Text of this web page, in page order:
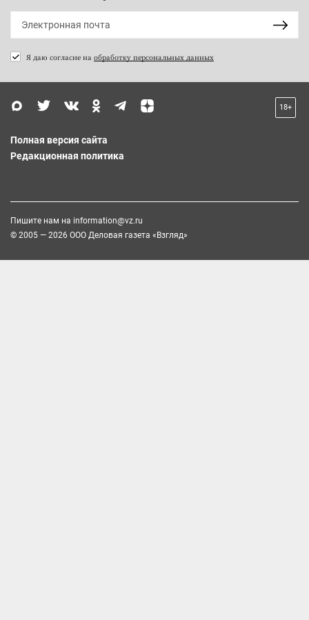
Я даю согласие на обработку персональных данных
18+
Полная версия сайта
Редакционная политика
Пишите нам на information@vz.ru
© 2005 — 2026 ООО Деловая газета «Взгляд»